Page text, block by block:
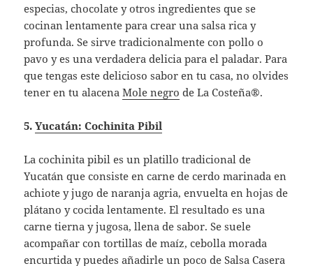
especias, chocolate y otros ingredientes que se
cocinan lentamente para crear una salsa rica y
profunda. Se sirve tradicionalmente con pollo o
pavo y es una verdadera delicia para el paladar. Para
que tengas este delicioso sabor en tu casa, no olvides
tener en tu alacenaMole negro de La Costeña®.
5.Yucatán: Cochinita Pibil
La cochinita pibil es un platillo tradicional de
Yucatán que consiste en carne de cerdo marinada en
achiote y jugo de naranja agria, envuelta en hojas de
plátano y cocida lentamente. El resultado es una
carne tierna y jugosa, llena de sabor. Se suele
acompañar con tortillas de maíz, cebolla morada
encurtida y puedes añadirle un poco deSalsa Casera